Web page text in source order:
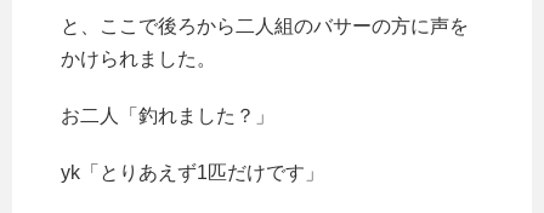
と、ここで後ろから二人組のバサーの方に声を
かけられました。
お二人「釣れました？」
yk「とりあえず1匹だけです」